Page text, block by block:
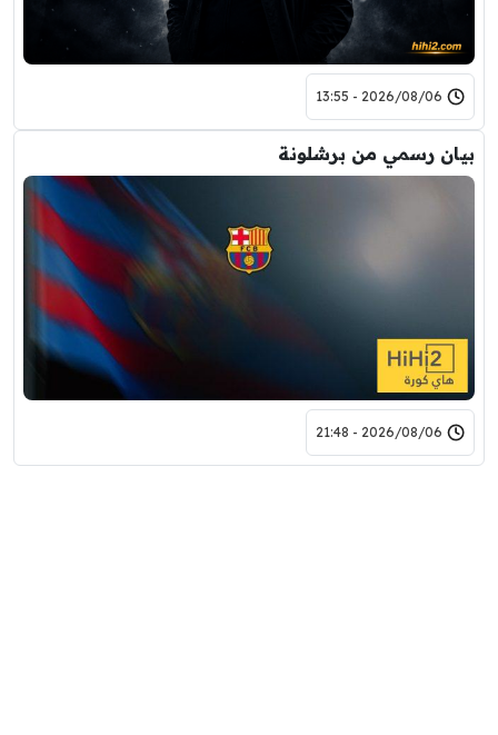
2026/08/06 - 13:55
بيان رسمي من برشلونة
2026/08/06 - 21:48